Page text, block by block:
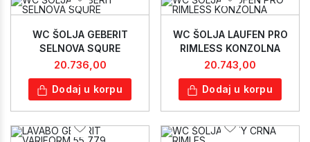
WC ŠOLJA GEBERIT
SELNOVA SQURE
20.736,00
Dodaj u korpu
WC ŠOLJA LAUFEN PRO
RIMLESS KONZOLNA
20.743,00
Dodaj u korpu